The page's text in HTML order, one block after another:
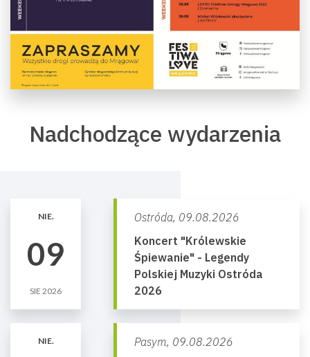
Nadchodzące wydarzenia
NIE.
09
SIE 2026
Ostróda, 09.08.2026
Koncert "Królewskie
Śpiewanie" - Legendy
Polskiej Muzyki Ostróda
2026
NIE. Pasym, 09.08.2026